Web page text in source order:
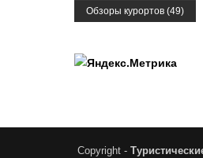
Обзоры курортов (49)
Copyright -